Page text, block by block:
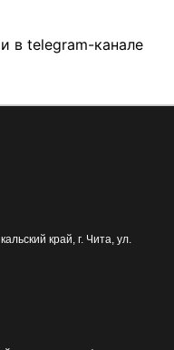
в telegram-канале
край, г. Чита, ул.